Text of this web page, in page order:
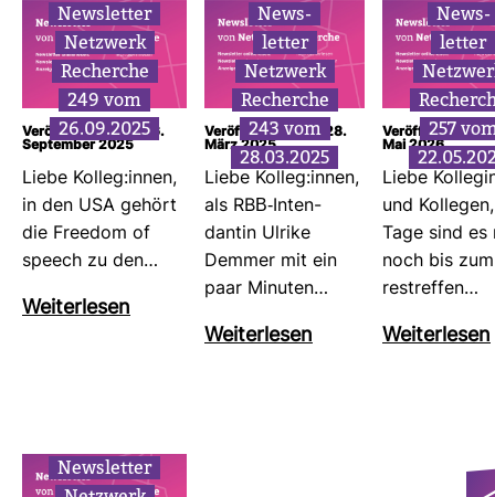
News­letter
Netz­werk
Recherche
249 vom
26.09.2025
Veröffentlicht am: 26.
September 2025
Liebe Kolleg:innen,
in den USA gehört
die Freedom of
speech zu den…
Wei­ter­lesen
News­
letter
Netz­werk
Recherche
243 vom
28.03.2025
Veröffentlicht am: 28.
März 2025
Liebe Kolleg:innen,
als RBB-​Inten­
dantin Ulrike
Demmer mit ein
paar Minuten…
Wei­ter­lesen
News­
letter
257
Veröffentlicht
Mai 2026
Liebe
und
Tage sind es
noch bis
res­treffen…
Wei­ter­lesen
News­letter